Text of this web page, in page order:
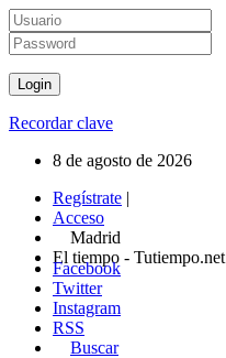
Recordar clave
8 de agosto de 2026
Regístrate |
Acceso
Madrid
El tiempo - Tutiempo.net
Facebook
Twitter
Instagram
RSS
Buscar